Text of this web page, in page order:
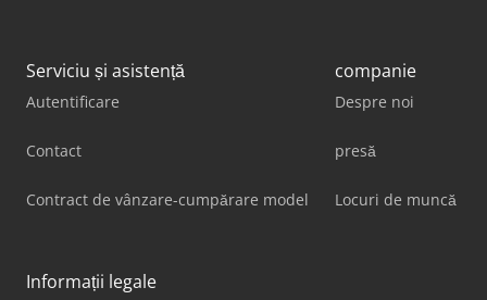
Serviciu și asistență
Autentificare
Contact
Contract de vânzare-cumpărare model
companie
Despre noi
presă
Locuri de muncă
Informații legale